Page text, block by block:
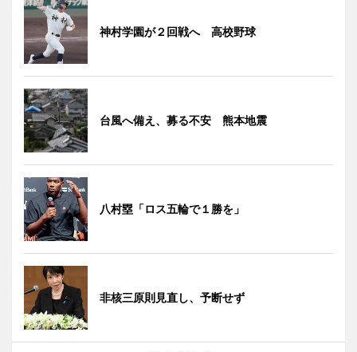
神村学園が２回戦へ 高校野球
台風へ備え、募る不安 熊本地震
八村塁「ロス五輪で１勝を」
非核三原則見直し、予断せず